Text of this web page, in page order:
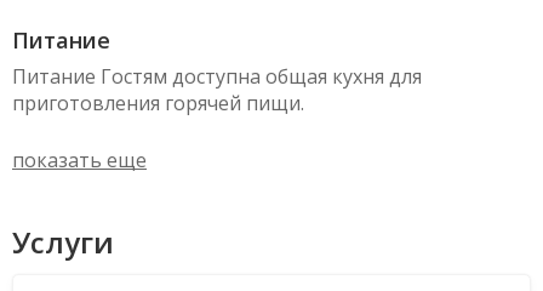
Питание
Питание Гостям доступна общая кухня для
приготовления горячей пищи.
показать еще
Услуги